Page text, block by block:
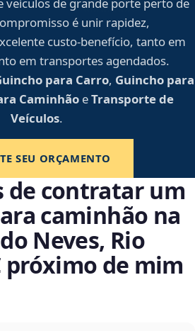
veículos de grande porte perto de
é unir rapidez,
custo-benefício, tanto em
em transportes agendados.
para Carro, Guincho para
CaminhãoeTransporte de
Veículos.
SEU ORÇAMENTO
de contratar um
caminhão na
Neves, Rio
próximo de mim